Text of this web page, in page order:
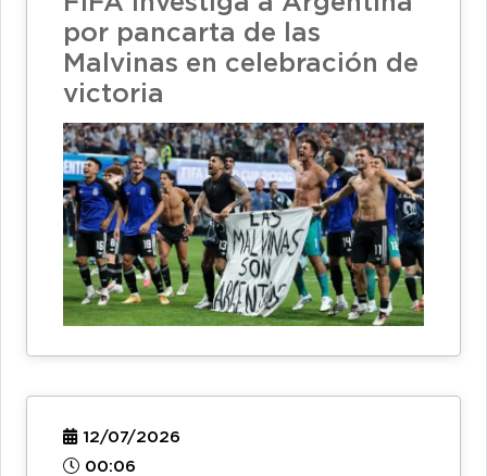
por pancarta de las
Malvinas en celebración de
victoria
12/07/2026
00:06